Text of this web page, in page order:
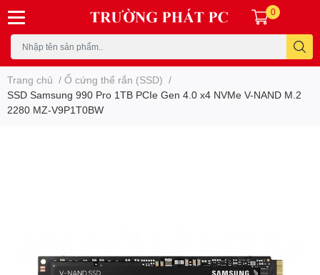
0
Trang chủ / Ổ cứng thể rắn (SSD) /
SSD Samsung 990 Pro 1TB PCIe Gen 4.0 x4 NVMe V-NAND M.2
2280 MZ-V9P1T0BW